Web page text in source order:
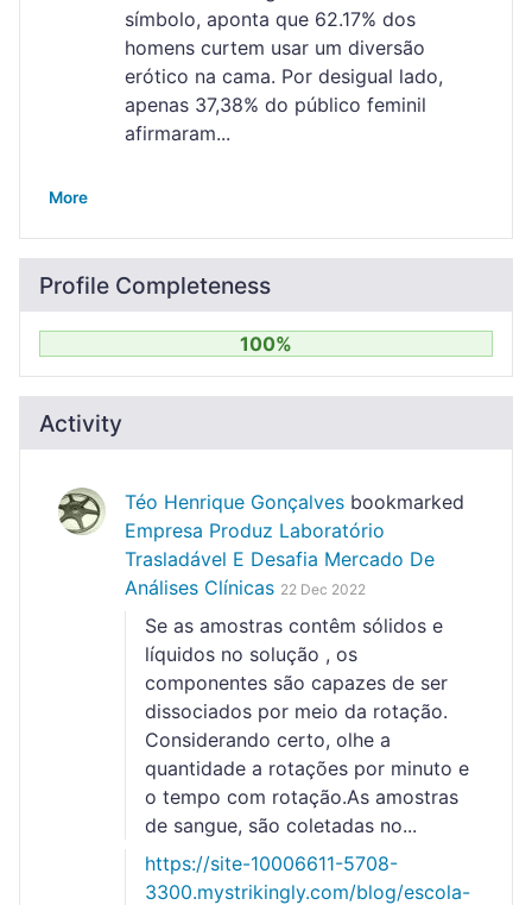
símbolo, aponta que 62.17% dos
homens curtem usar um diversão
erótico na cama. Por desigual lado,
apenas 37,38% do público feminil
afirmaram...
More
Profile Completeness
100%
Activity
Téo Henrique Gonçalves bookmarked
Empresa Produz Laboratório
Trasladável E Desafia Mercado De
Análises Clínicas 22 Dec 2022
Se as amostras contêm sólidos e
líquidos no solução , os
componentes são capazes de ser
dissociados por meio da rotação.
Considerando certo, olhe a
quantidade a rotações por minuto e
o tempo com rotação.As amostras
de sangue, são coletadas no...
https://site-10006611-5708-
3300.mystrikingly.com/blog/escola-